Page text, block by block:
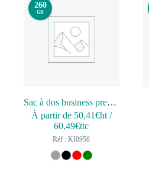
260
GR
Sac à dos business premium
À partir de 50,41€ht/
60,49€ttc
Réf : KI0958